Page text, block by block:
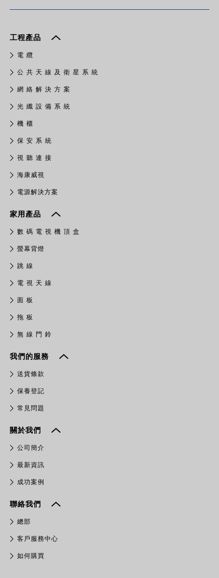
工程產品
電 纜
公 共 天 線 及 衛 星 系 統
網 絡 解 決 方 案
光 纖 設 備 系 統
機 櫃
保 安 系 統
視 聽 連 接
​海康威視
電源解決方案
家用產品
數 碼 電 視 機 頂 盒
螢幕背燈
跳 線
電 視 天 線
面 板
拖 板
無 線 門 鈴
我們的服務
送貨條款
保養登記
常見問題
關於我們
公司簡介
最新資訊
成功案例
聯絡我們
總部
客戶服務中心
如何購買